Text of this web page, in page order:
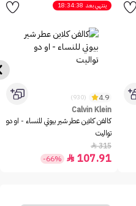
ينتهي بعد 18:34:38
4.9
(930)
Calvin Klein
كالفن كلاين عطر شير بيوتي للنساء - او دو
تواليت
315

107.91

-66%